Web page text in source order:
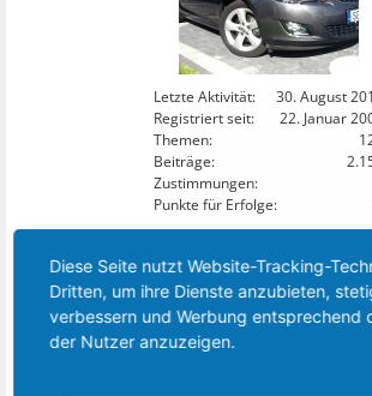
Letzte Aktivität:
30. August
Registriert seit:
22. Januar
Themen:
Beiträge:
Zustimmungen:
Punkte für Erfolge:
DIESES MITGLIED FOLGT:
Diese Seite nutzt Website-Tracking-
Dritten, um ihre Dienste anzubieten,
verbessern und Werbung entsprechend
der Nutzer anzuzeigen.